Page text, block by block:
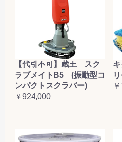
【代引不可】蔵王 スク
ラブメイトB5 (振動型コ
ンパクトスクラバー)
￥924,000